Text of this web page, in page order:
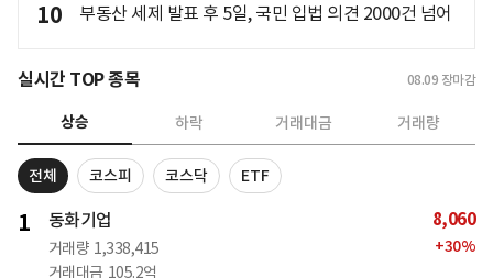
10 부동산 세제 발표 후 5일, 국민 입법 의견 2000건 넘어
실시간 TOP 종목 08.09 장마감
상승 하락 거래대금 거래량
전체 코스피 코스닥 ETF
1 동화기업
거래량 1,338,415
거래대금 105.2억
8,060
+30%